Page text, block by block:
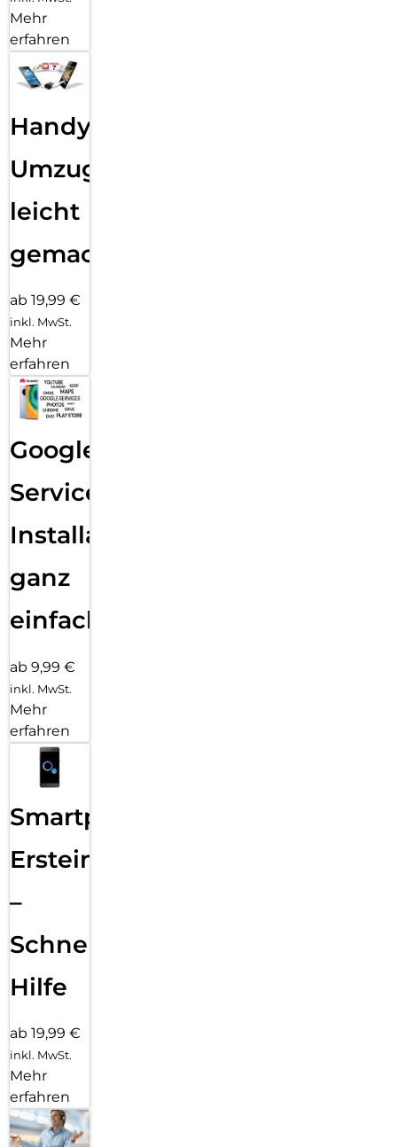
Mehr
erfahren
Handy
Umzug
leicht
gemacht!
ab 19,99 €
inkl. MwSt.
Mehr
erfahren
Google
Services
Installation
ganz
einfach
ab 9,99 €
inkl. MwSt.
Mehr
erfahren
Smartphone
Ersteinrichtung
–
Schnelle
Hilfe
ab 19,99 €
inkl. MwSt.
Mehr
erfahren